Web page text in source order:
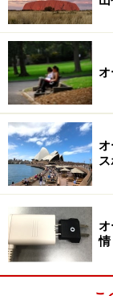
ドゥー
ナ
doona
ビッ
グ・ス
モーク
big smoke
ユニ
（ー）
Uni
オ
ス
オ
情